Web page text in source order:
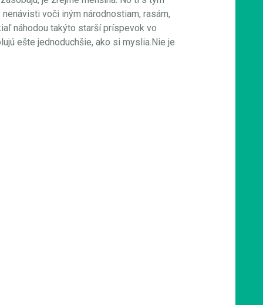
voči iným národnostiam, rasám,
náhodou takýto starší príspevok vo
ešte jednoduchšie, ako si myslia.Nie je